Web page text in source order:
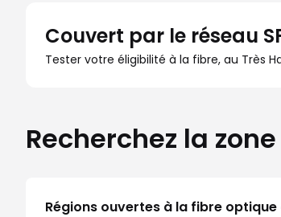
Couvert par le réseau
Tester votre éligibilité à la fibre, au Très
Recherchez la
Régions ouvertes à la fibre optique